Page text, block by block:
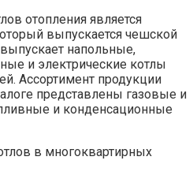
отопления является
выпускается чешской
напольные,
и электрические котлы
Ассортимент продукции
представлены газовые и
и конденсационные
в многоквартирных